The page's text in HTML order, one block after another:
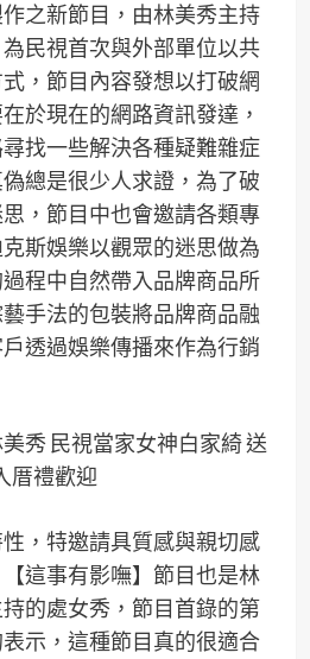
之新節目，由林美秀主持
民視首次與外部單位以共
，節目內容發想以打破網
於現在的網路資訊發達，
找一些解決各種疑難雜症
總是很少人求證，為了破
，節目中也會邀請各類專
斯娛樂以觀眾的迷思做為
程中自然帶入品牌商品所
手法的包裝將品牌商品融
透過娛樂傳播來作為行銷
秀 民視當家女神白家綺 送
厝禮歡迎
，特邀請具質感與親切感
這事有影嘸】節目也是林
的處女秀，節目首錄的第
示，這種節目真的很適合